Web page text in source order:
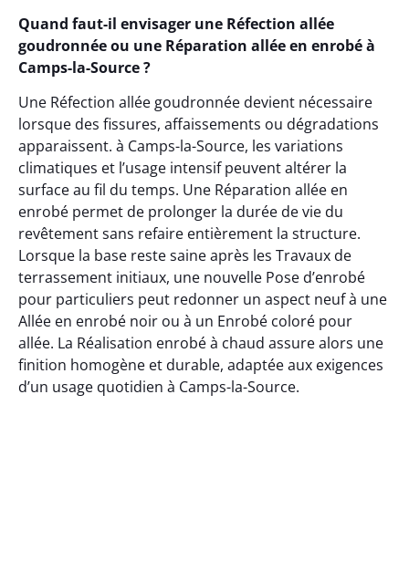
Quand faut-il envisager une Réfection allée
goudronnée ou une Réparation allée en enrobé à
Camps-la-Source ?
Une Réfection allée goudronnée devient nécessaire
lorsque des fissures, affaissements ou dégradations
apparaissent. à Camps-la-Source, les variations
climatiques et l’usage intensif peuvent altérer la
surface au fil du temps. Une Réparation allée en
enrobé permet de prolonger la durée de vie du
revêtement sans refaire entièrement la structure.
Lorsque la base reste saine après les Travaux de
terrassement initiaux, une nouvelle Pose d’enrobé
pour particuliers peut redonner un aspect neuf à une
Allée en enrobé noir ou à un Enrobé coloré pour
allée. La Réalisation enrobé à chaud assure alors une
finition homogène et durable, adaptée aux exigences
d’un usage quotidien à Camps-la-Source.